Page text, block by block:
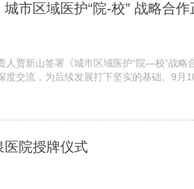
市区域医护“院-校” 战略合作
人贾新山签署《城市区域医护“院—校”战
度交流，为后续发展打下坚实的基础。9月
医院授牌仪式